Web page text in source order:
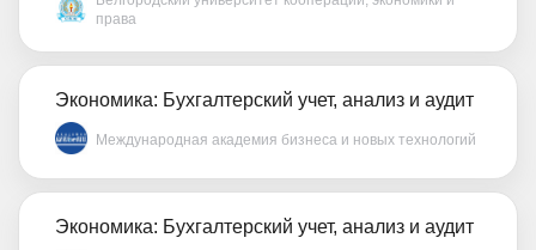
права
Экономика: Бухгалтерский учет, анализ и аудит
Международная академия бизнеса и новых технологий
Экономика: Бухгалтерский учет, анализ и аудит